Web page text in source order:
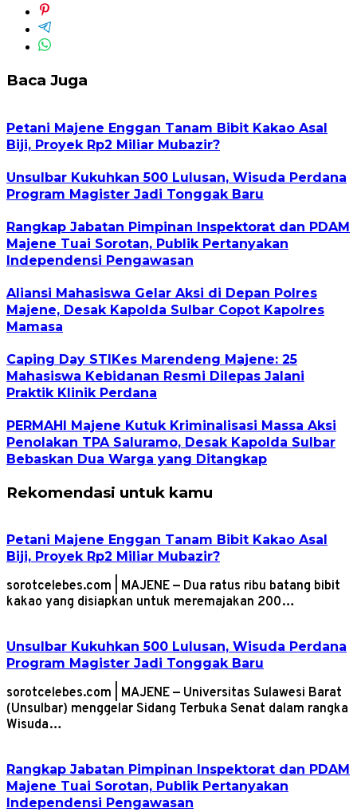
Baca Juga
Petani Majene Enggan Tanam Bibit Kakao Asal
Biji, Proyek Rp2 Miliar Mubazir?
Unsulbar Kukuhkan 500 Lulusan, Wisuda Perdana
Program Magister Jadi Tonggak Baru
Rangkap Jabatan Pimpinan Inspektorat dan PDAM
Majene Tuai Sorotan, Publik Pertanyakan
Independensi Pengawasan
Aliansi Mahasiswa Gelar Aksi di Depan Polres
Majene, Desak Kapolda Sulbar Copot Kapolres
Mamasa
Caping Day STIKes Marendeng Majene: 25
Mahasiswa Kebidanan Resmi Dilepas Jalani
Praktik Klinik Perdana
PERMAHI Majene Kutuk Kriminalisasi Massa Aksi
Penolakan TPA Saluramo, Desak Kapolda Sulbar
Bebaskan Dua Warga yang Ditangkap
Rekomendasi untuk kamu
Petani Majene Enggan Tanam Bibit Kakao Asal
Biji, Proyek Rp2 Miliar Mubazir?
sorotcelebes.com | MAJENE — Dua ratus ribu batang bibit
kakao yang disiapkan untuk meremajakan 200…
Unsulbar Kukuhkan 500 Lulusan, Wisuda Perdana
Program Magister Jadi Tonggak Baru
sorotcelebes.com | MAJENE — Universitas Sulawesi Barat
(Unsulbar) menggelar Sidang Terbuka Senat dalam rangka
Wisuda…
Rangkap Jabatan Pimpinan Inspektorat dan PDAM
Majene Tuai Sorotan, Publik Pertanyakan
Independensi Pengawasan